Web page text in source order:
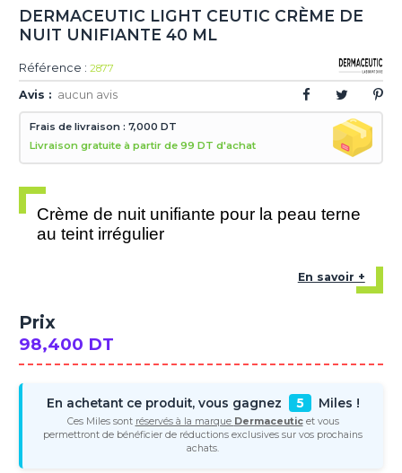
DERMACEUTIC LIGHT CEUTIC CRÈME DE
NUIT UNIFIANTE 40 ML
Référence : 2877
Avis : aucun avis
Frais de livraison : 7,000 DT
Livraison gratuite à partir de 99 DT d'achat
Crème de nuit unifiante pour la peau terne
au teint irrégulier
En savoir +
Prix
98,400 DT
En achetant ce produit, vous gagnez 5 Miles !
Ces Miles sont réservés à la marque Dermaceuticet vous
permettront de bénéficier de réductions exclusives sur vos prochains
achats.